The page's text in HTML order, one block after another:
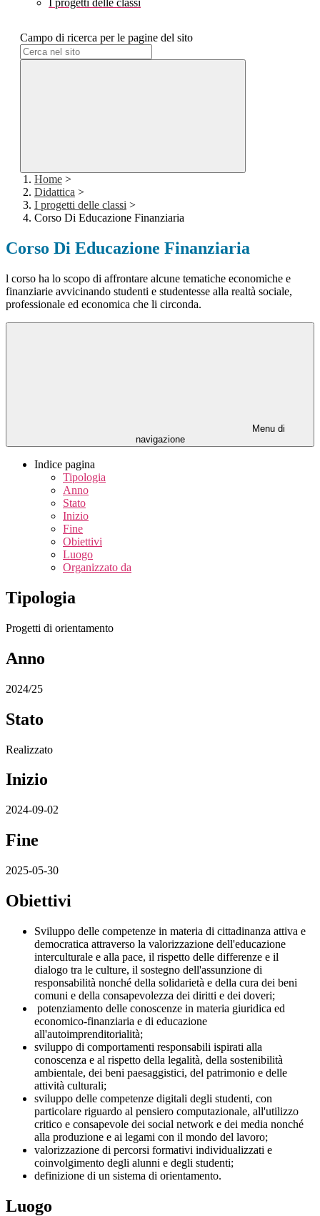
I progetti delle classi
Campo di ricerca per le pagine del sito
Home >
Didattica >
I progetti delle classi >
Corso Di Educazione Finanziaria
Corso Di Educazione Finanziaria
l corso ha lo scopo di affrontare alcune tematiche economiche e
finanziarie avvicinando studenti e studentesse alla realtà sociale,
professionale ed economica che li circonda.
Menu di
navigazione
Indice pagina
Tipologia
Anno
Stato
Inizio
Fine
Obiettivi
Luogo
Organizzato da
Tipologia
Progetti di orientamento
Anno
2024/25
Stato
Realizzato
Inizio
2024-09-02
Fine
2025-05-30
Obiettivi
Sviluppo delle competenze in materia di cittadinanza attiva e
democratica attraverso la valorizzazione dell'educazione
interculturale e alla pace, il rispetto delle differenze e il
dialogo tra le culture, il sostegno dell'assunzione di
responsabilità nonché della solidarietà e della cura dei beni
comuni e della consapevolezza dei diritti e dei doveri;
potenziamento delle conoscenze in materia giuridica ed
economico-finanziaria e di educazione
all'autoimprenditorialità;
sviluppo di comportamenti responsabili ispirati alla
conoscenza e al rispetto della legalità, della sostenibilità
ambientale, dei beni paesaggistici, del patrimonio e delle
attività culturali;
sviluppo delle competenze digitali degli studenti, con
particolare riguardo al pensiero computazionale, all'utilizzo
critico e consapevole dei social network e dei media nonché
alla produzione e ai legami con il mondo del lavoro;
valorizzazione di percorsi formativi individualizzati e
coinvolgimento degli alunni e degli studenti;
definizione di un sistema di orientamento.
Luogo